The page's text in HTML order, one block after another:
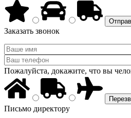
Заказать звонок
Пожалуйста, докажите, что вы
Письмо директору